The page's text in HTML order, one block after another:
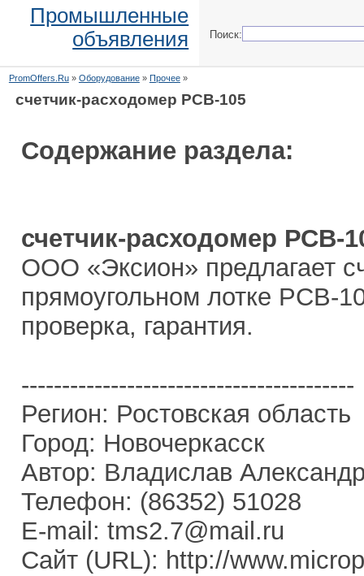
Промышленные
объявления
Поиск:
PromOffers.Ru» Оборудование» Прочее»
счетчик-расходомер РСВ-105
Содержание раздела:
счетчик-расходомер РСВ-
ООО «Эксион» предлагает
прямоугольном лотке РСВ-
проверка, гарантия.
-----------------------------------------
Регион: Ростовская область
Город: Новочеркасск
Автор: Владислав
Телефон: (86352) 51028
E-mail: tms2.7@mail.ru
Сайт (URL): http://